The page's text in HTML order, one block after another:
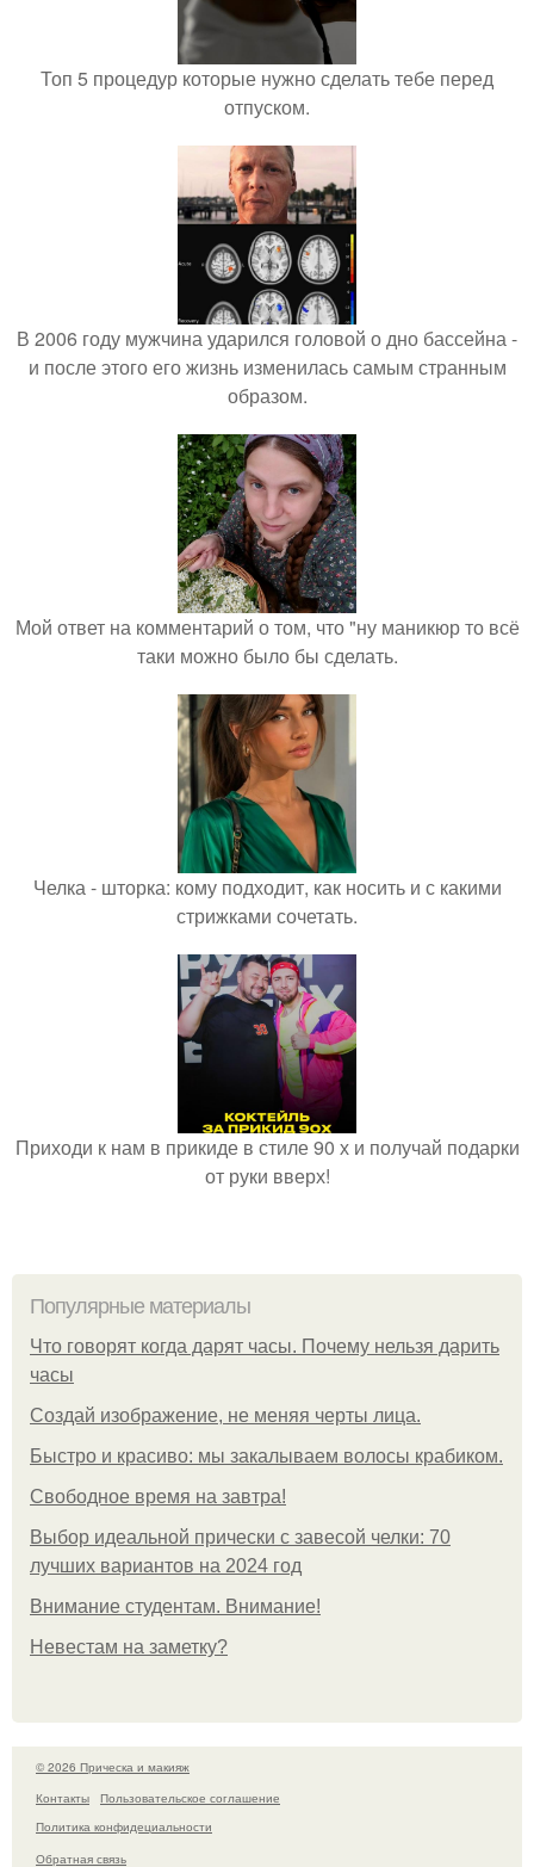
Топ 5 процедур которые нужно сделать тебе перед
отпуском.
В 2006 году мужчина ударился головой о дно бассейна -
и после этого его жизнь изменилась самым странным
образом.
Мой ответ на комментарий о том, что "ну маникюр то всё
таки можно было бы сделать.
Челка - шторка: кому подходит, как носить и с какими
стрижками сочетать.
Приходи к нам в прикиде в стиле 90 х и получай подарки
от руки вверх!
Популярные материалы
Что говорят когда дарят часы. Почему нельзя дарить
часы
Создай изображение, не меняя черты лица.
Быстро и красиво: мы закалываем волосы крабиком.
Свободное время на завтра!
Выбор идеальной прически с завесой челки: 70
лучших вариантов на 2024 год
Внимание студентам. Внимание!
Невестам на заметку?
© 2026 Прическа и макияж
Контакты
Пользовательское соглашение
Политика конфидециальности
Обратная связь